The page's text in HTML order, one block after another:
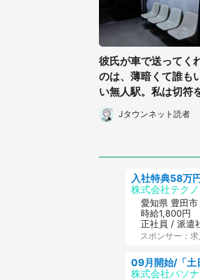
彼氏が車で送ってく
のは、薄暗くて誰も
い無人駅。私は切符
おうとしたけれど(山
県・20代女性)
Jタウンネット読者
株式会社テク
愛知県 豊田市
時給1,800円
正社員 / 派遣
スポンサー：
株式会社パソナ